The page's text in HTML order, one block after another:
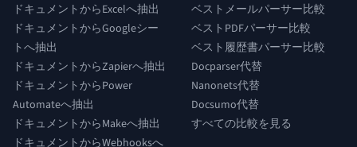
ドキュメントからExcelへ抽出
ドキュメントからGoogleシー
トへ抽出
ドキュメントからZapierへ抽出
ドキュメントからPower
Automateへ抽出
ドキュメントからMakeへ抽出
ドキュメントからWebhooksへ
ベストメールパーサー比較
ベストPDFパーサー比較
ベスト履歴書パーサー比較
Docparser代替
Nanonets代替
Docsumo代替
すべての比較を見る